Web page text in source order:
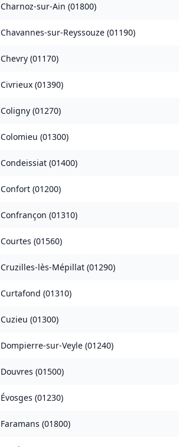
Charnoz-sur-Ain (01800)
Chavannes-sur-Reyssouze (01190)
Chevry (01170)
Civrieux (01390)
Coligny (01270)
Colomieu (01300)
Condeissiat (01400)
Confort (01200)
Confrançon (01310)
Courtes (01560)
Cruzilles-lès-Mépillat (01290)
Curtafond (01310)
Cuzieu (01300)
Dompierre-sur-Veyle (01240)
Douvres (01500)
Évosges (01230)
Faramans (01800)